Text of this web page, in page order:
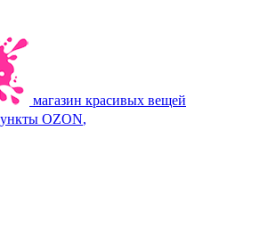
магазин красивых вещей
OZON,